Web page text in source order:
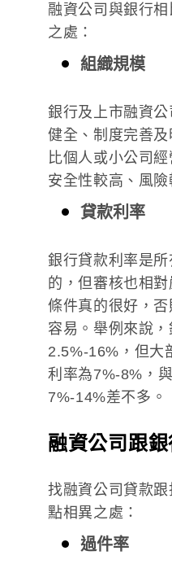
融資公司與銀行
之處：
組織規模
銀行及上市融資
健全、制度完善
比個人或小公司
安全性較高、風險
貸款利率
銀行貸款利率是
的，但審核也相
條件真的很好，
容易。舉例來說
2.5%-16%，但大
利率為7%-8%，
7%-14%差不多。
融資公司跟
找融資公司貸款
點相異之處：
過件率